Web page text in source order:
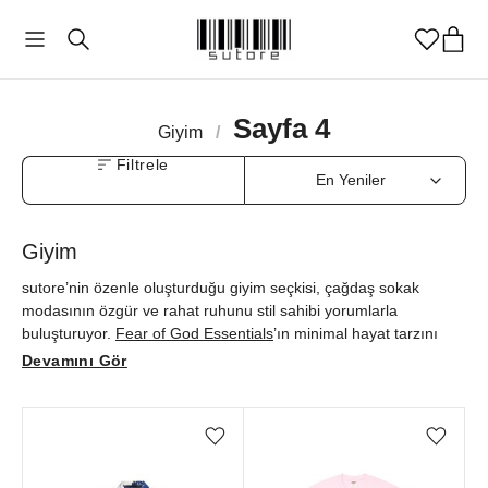
Giyim / Sayfa 4
Filtrele
Giyim
sutore’nin özenle oluşturduğu giyim seçkisi, çağdaş sokak
modasının özgür ve rahat ruhunu stil sahibi yorumlarla
buluşturuyor. Fear of God Essentials’ın minimal hayat tarzını
yansıtan sofistike parçalarından
gibi markaların güçlü işbirliklerine kadar, her detayda
modern yaşamın estetik anlayışı öne çıkıyor.
konforu gündelik stille harmanlayan markaların tasarımlarını da
Devamını Gör
Favorilere ekle/çıkar Favorilere ekle/çıkar